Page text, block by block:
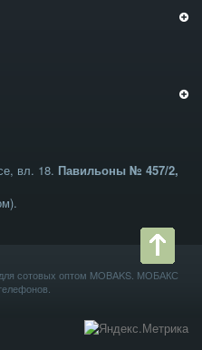
сотовых оптом MOBAKS. МОБАКС
.
вл. 18. Павильоны № 457/2,